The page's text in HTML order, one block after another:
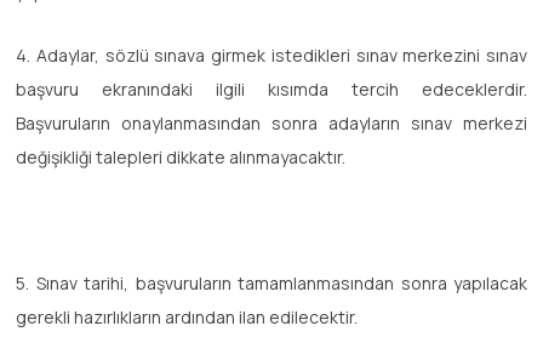
4. Adaylar, sözlü sınava girmek istedikleri sınav merkezini sınav
başvuru ekranındaki ilgili kısımda tercih edeceklerdir.
Başvuruların onaylanmasından sonra adayların sınav merkezi
değişikliği talepleri dikkate alınmayacaktır.
5. Sınav tarihi, başvuruların tamamlanmasından sonra yapılacak
gerekli hazırlıkların ardından ilan edilecektir.